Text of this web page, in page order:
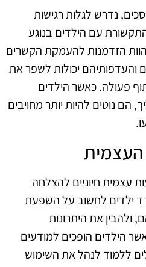
נדרש לגלות רגישות
עם הילדים בנוגע
הזדמנות להעמקת הקשרים
והעדפותיהם יכולות לשפר את
פעולה. כאשר הילדים
נוטים להיות יותר מחויבים
עצמית חיוניים להצלחה
ילדים לחשוב על השפעת
ולהבין את היתרונות
הילדים הופכים למודעים
ללמוד לנהל את השימוש